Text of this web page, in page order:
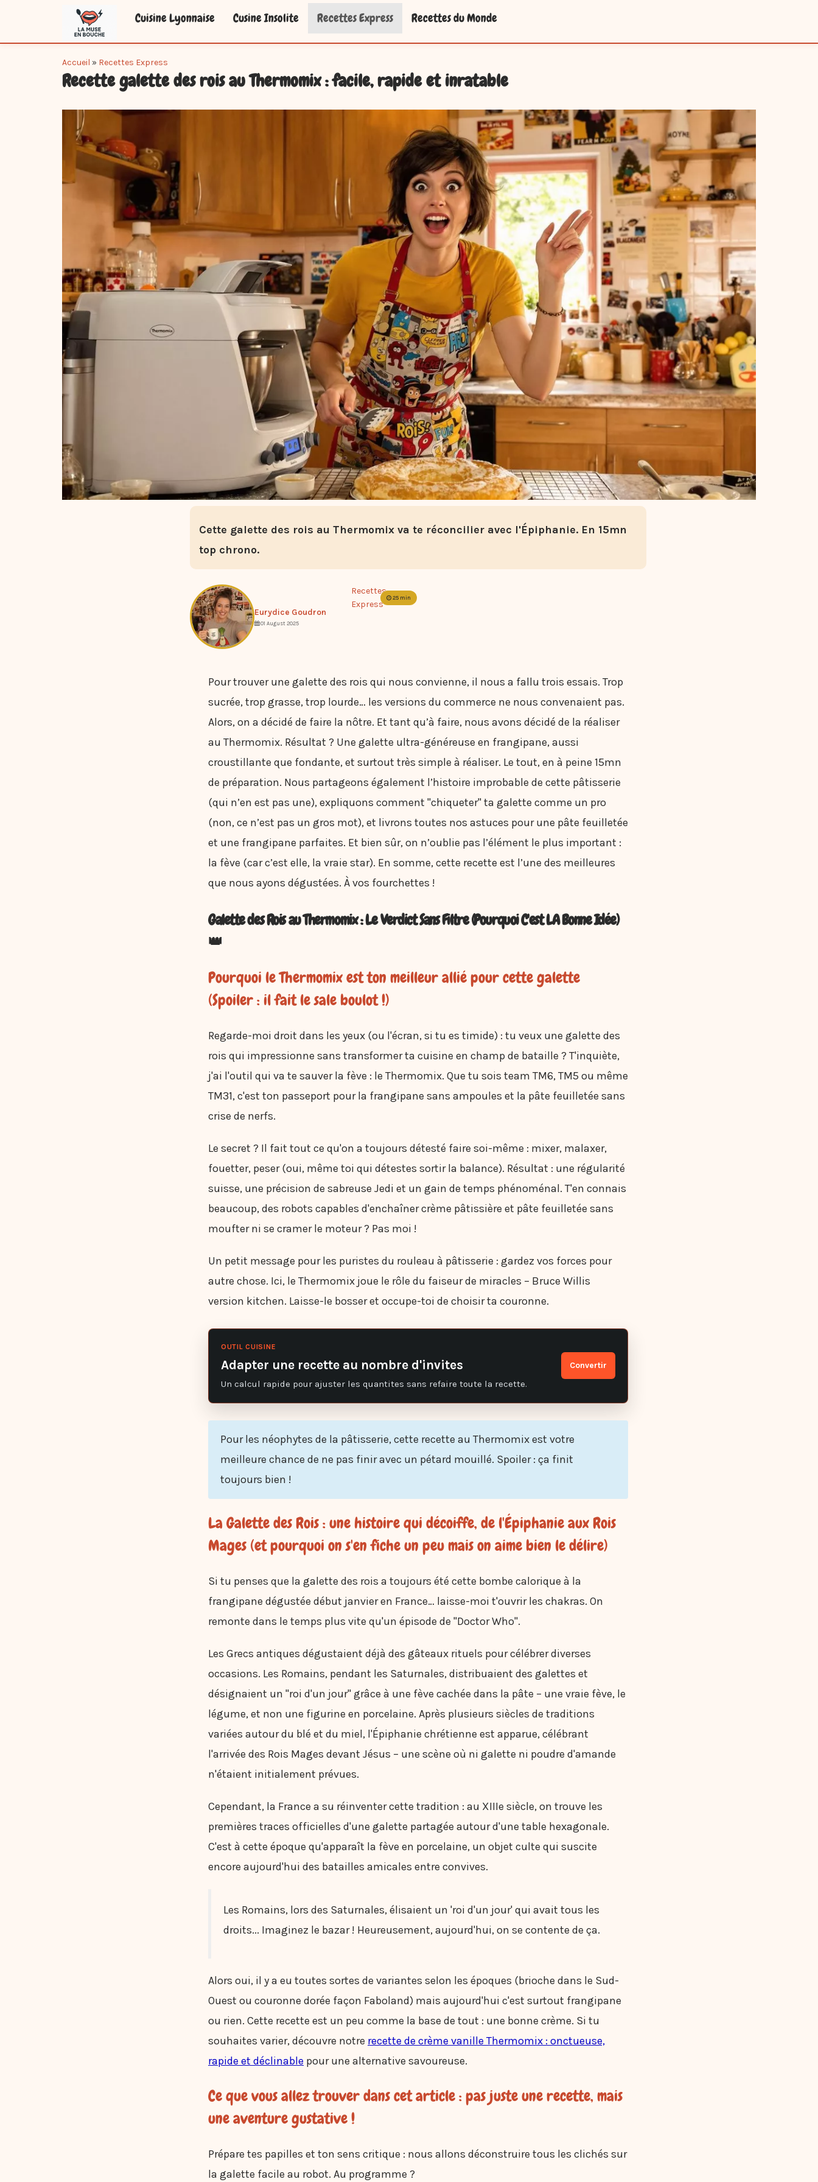
content
Cuisine Lyonnaise Cusine Insolite Recettes Express Recettes du Monde
You
are
Accueil » Recettes Express
Recette galette des rois au Thermomix : facile, rapide et inratable
Cette galette des rois au Thermomix va te réconcilier avec l'Épiphanie. En 15mn
top chrono.
Eurydice Goudron
01 August 2025
25 min
Recettes
Express
Pour trouver une galette des rois qui nous convienne, il nous a fallu trois essais. Trop
sucrée, trop grasse, trop lourde… les versions du commerce ne nous convenaient pas.
Alors, on a décidé de faire la nôtre. Et tant qu’à faire, nous avons décidé de la réaliser
au Thermomix. Résultat ? Une galette ultra-généreuse en frangipane, aussi
croustillante que fondante, et surtout très simple à réaliser. Le tout, en à peine 15mn
de préparation. Nous partageons également l’histoire improbable de cette pâtisserie
(qui n’en est pas une), expliquons comment "chiqueter" ta galette comme un pro
(non, ce n’est pas un gros mot), et livrons toutes nos astuces pour une pâte feuilletée
et une frangipane parfaites. Et bien sûr, on n’oublie pas l’élément le plus important :
la fève (car c’est elle, la vraie star). En somme, cette recette est l’une des meilleures
que nous ayons dégustées. À vos fourchettes !
Galette des Rois au Thermomix : Le Verdict Sans Filtre (Pourquoi C'est LA Bonne Idée)
👑
Pourquoi le Thermomix est ton meilleur allié pour cette galette
(Spoiler : il fait le sale boulot !)
Regarde-moi droit dans les yeux (ou l'écran, si tu es timide) : tu veux une galette des
rois qui impressionne sans transformer ta cuisine en champ de bataille ? T'inquiète,
j'ai l'outil qui va te sauver la fève : le Thermomix. Que tu sois team TM6, TM5 ou même
TM31, c'est ton passeport pour la frangipane sans ampoules et la pâte feuilletée sans
crise de nerfs.
Le secret ? Il fait tout ce qu'on a toujours détesté faire soi-même : mixer, malaxer,
fouetter, peser (oui, même toi qui détestes sortir la balance). Résultat : une régularité
suisse, une précision de sabreuse Jedi et un gain de temps phénoménal. T'en connais
beaucoup, des robots capables d'enchaîner crème pâtissière et pâte feuilletée sans
moufter ni se cramer le moteur ? Pas moi !
Un petit message pour les puristes du rouleau à pâtisserie : gardez vos forces pour
autre chose. Ici, le Thermomix joue le rôle du faiseur de miracles – Bruce Willis
version kitchen. Laisse-le bosser et occupe-toi de choisir ta couronne.
OUTIL CUISINE
Adapter une recette au nombre d'invites
Un calcul rapide pour ajuster les quantites sans refaire toute la recette.
Convertir
Pour les néophytes de la pâtisserie, cette recette au Thermomix est votre
meilleure chance de ne pas finir avec un pétard mouillé. Spoiler : ça finit
toujours bien !
La Galette des Rois : une histoire qui décoiffe, de l'Épiphanie aux Rois
Mages (et pourquoi on s'en fiche un peu mais on aime bien le délire)
Si tu penses que la galette des rois a toujours été cette bombe calorique à la
frangipane dégustée début janvier en France… laisse-moi t'ouvrir les chakras. On
remonte dans le temps plus vite qu'un épisode de "Doctor Who".
Les Grecs antiques dégustaient déjà des gâteaux rituels pour célébrer diverses
occasions. Les Romains, pendant les Saturnales, distribuaient des galettes et
désignaient un "roi d'un jour" grâce à une fève cachée dans la pâte – une vraie fève, le
légume, et non une figurine en porcelaine. Après plusieurs siècles de traditions
variées autour du blé et du miel, l'Épiphanie chrétienne est apparue, célébrant
l'arrivée des Rois Mages devant Jésus – une scène où ni galette ni poudre d'amande
n'étaient initialement prévues.
Cependant, la France a su réinventer cette tradition : au XIIIe siècle, on trouve les
premières traces officielles d'une galette partagée autour d'une table hexagonale.
C'est à cette époque qu'apparaît la fève en porcelaine, un objet culte qui suscite
encore aujourd'hui des batailles amicales entre convives.
Les Romains, lors des Saturnales, élisaient un 'roi d'un jour' qui avait tous les
droits... Imaginez le bazar ! Heureusement, aujourd'hui, on se contente de ça.
Alors oui, il y a eu toutes sortes de variantes selon les époques (brioche dans le Sud-
Ouest ou couronne dorée façon Faboland) mais aujourd'hui c'est surtout frangipane
ou rien. Cette recette est un peu comme la base de tout : une bonne crème. Si tu
souhaites varier, découvre notre recette de crème vanille Thermomix : onctueuse,
rapide et déclinable pour une alternative savoureuse.
Ce que vous allez trouver dans cet article : pas juste une recette, mais
une aventure gustative !
Prépare tes papilles et ton sens critique : nous allons déconstruire tous les clichés sur
la galette facile au robot. Au programme ?